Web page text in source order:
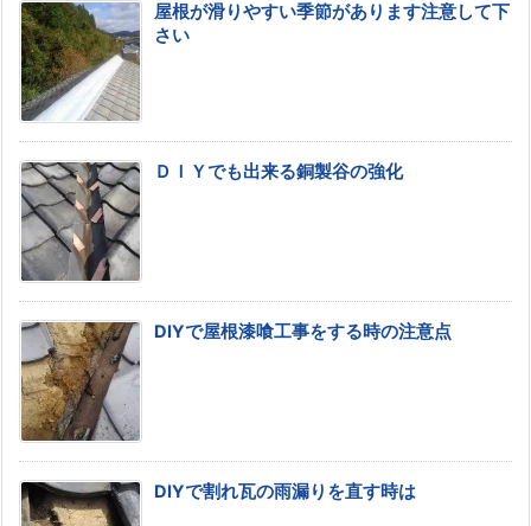
屋根が滑りやすい季節があります注意して下
さい
ＤＩＹでも出来る銅製谷の強化
DIYで屋根漆喰工事をする時の注意点
DIYで割れ瓦の雨漏りを直す時は